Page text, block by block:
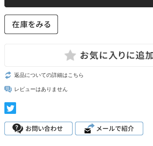
返品についての詳細はこちら
レビューはありません